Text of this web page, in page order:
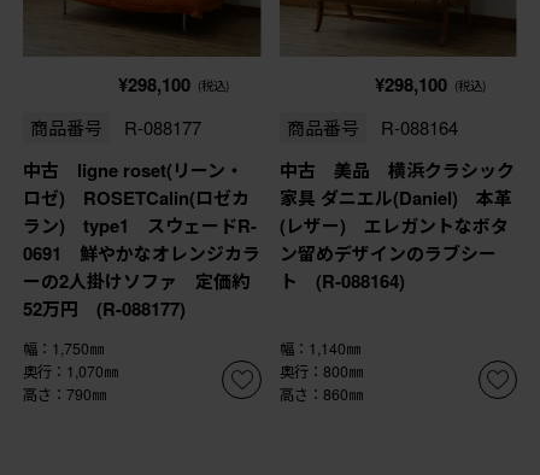
¥298,100 (税込)
商品番号 R-088177
中古 ligne roset(リーン・
ロゼ) ROSETCalin(ロゼカ
ラン) type1 スウェードR-
0691 鮮やかなオレンジカラ
ーの2人掛けソファ 定価約
52万円 (R-088177)
幅：1,750㎜
奥行：1,070㎜
高さ：790㎜
¥298,100 (税込)
商品番号 R-088164
中古 美品 横浜クラシック
家具 ダニエル(Daniel) 本革
(レザー) エレガントなボタ
ン留めデザインのラブシー
ト (R-088164)
幅：1,140㎜
奥行：800㎜
高さ：860㎜